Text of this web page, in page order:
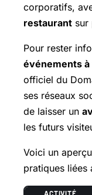
corporatifs,
restaurant sur
Pour rester
événements
officiel du
ses réseaux
de laisser un
les futurs
Voici un
pratiques liées
ACTIVITÉ